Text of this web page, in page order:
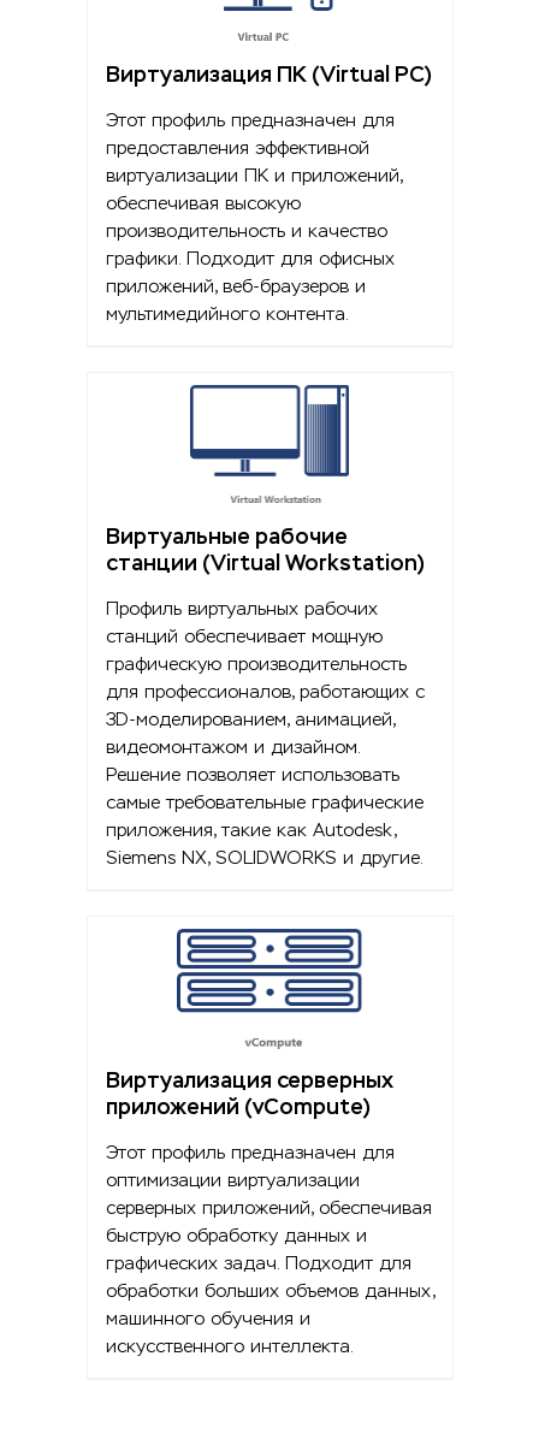
Виртуализация ПК (Virtual PC)
Этот профиль предназначен для
предоставления эффективной
виртуализации ПК и приложений,
обеспечивая высокую
производительность и качество
графики. Подходит для офисных
приложений, веб-браузеров и
мультимедийного контента.
Виртуальные рабочие
станции (Virtual Workstation)
Профиль виртуальных рабочих
станций обеспечивает мощную
графическую производительность
для профессионалов, работающих с
3D-моделированием, анимацией,
видеомонтажом и дизайном.
Решение позволяет использовать
самые требовательные графические
приложения, такие как Autodesk,
Siemens NX, SOLIDWORKS и другие.
Виртуализация серверных
приложений (vCompute)
Этот профиль предназначен для
оптимизации виртуализации
серверных приложений, обеспечивая
быструю обработку данных и
графических задач. Подходит для
обработки больших объемов данных,
машинного обучения и
искусственного интеллекта.